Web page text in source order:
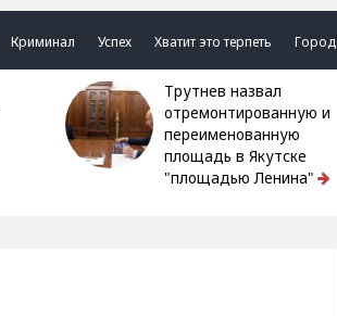
Криминал Успех Хватит это терпеть Город
Трутнев назвал
отремонтированную и
переименованную
площадь в Якутске
"площадью Ленина"